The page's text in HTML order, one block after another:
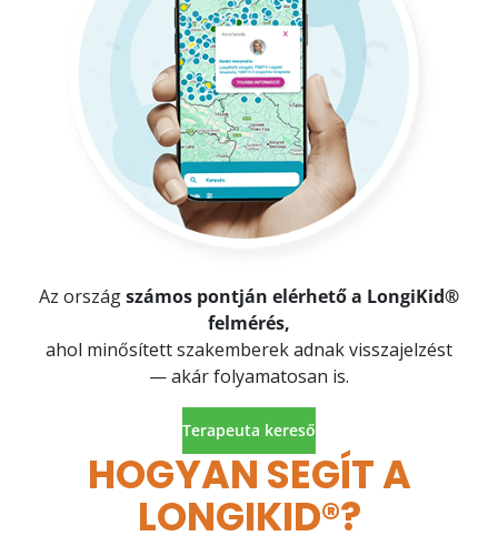
Az országszámos pontján elérhető a LongiKid®
felmérés,
ahol minősített szakemberek adnak visszajelzést
— akár folyamatosan is.
Terapeuta kereső
HOGYAN SEGÍT A
LONGIKID®?